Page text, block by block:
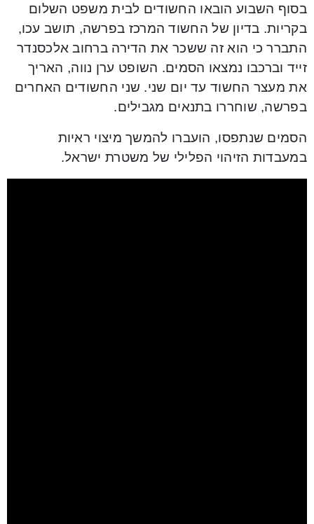
בסוף השבוע הובאו החשודים לבית משפט השלום
בקריות. בדיון של החשוד המרכז בפרשה, תושב עכו,
התברר כי הוא זה ששכר את הדירה ברחוב אלכסנדר
זייד וברכבו נמצאו הסמים. השופט ערן נווה, האריך
את מעצר החשוד עד יום שני. שני החשודים האחרים
בפרשה, שוחררו בתנאים מגבילים.
הסמים שנתפסו, הועברו להמשך מיצוי ראיות
במעבדות הזיהוי הפלילי של משטרת ישראל.